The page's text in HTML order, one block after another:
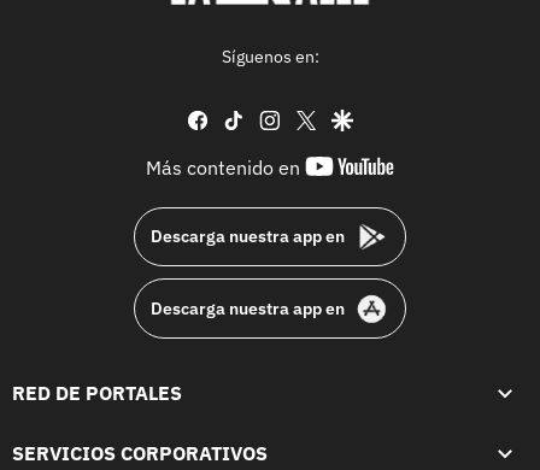
Síguenos en:
facebook
tiktok instagram
twittergoogle
Más contenido en
youtube-
Descarga nuestra app en
Descarga nuestra app en
RED DE PORTALES
SERVICIOS CORPORATIVOS